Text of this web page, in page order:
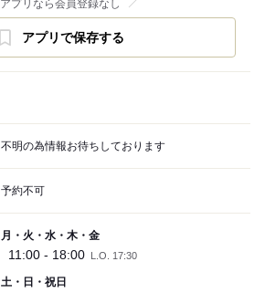
アプリなら会員登録なし
アプリで保存する
不明の為情報お待ちしております
予約不可
月・火・水・木・金
11:00 - 18:00 L.O. 17:30
土・日・祝日